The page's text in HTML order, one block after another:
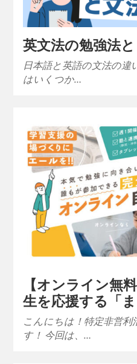
英文法の勉強法
日本語と英語の文法の違
はいくつか…
【オンライン無
生を応援する「
こんにちは！特定非営
す！ 今回は、…